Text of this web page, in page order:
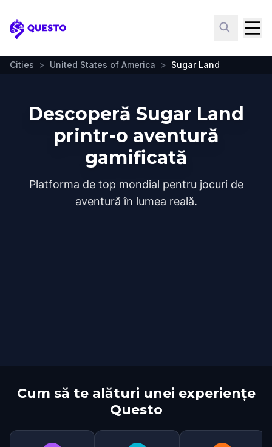
Questo
Cities > United States of America > Sugar Land
Descoperă Sugar Land
printr-o aventură
gamificată
Platforma de top mondial pentru jocuri de
aventură în lumea reală.
Cum să te alături unei experiențe
Questo